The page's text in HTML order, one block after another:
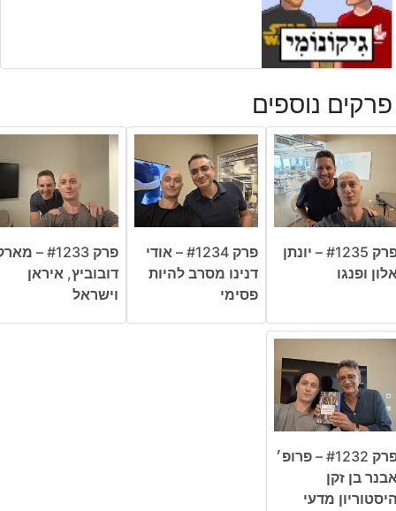
פרקים נוספים
פרק #1235 – יונתן
ופנגו
פרק #1234 – אודי
דנינו מסרב להיות
פסימי
פרק #1233 –
דובוביץ, איראן
וישראל
פרק #1232 – פרופ׳
בן זקן
מדעי